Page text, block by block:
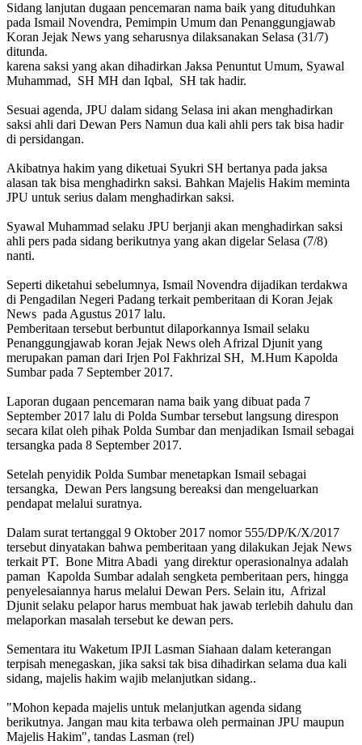
Sidang lanjutan dugaan pencemaran nama baik yang dituduhkan
pada Ismail Novendra, Pemimpin Umum dan Penanggungjawab
Koran Jejak News yang seharusnya dilaksanakan Selasa (31/7)
ditunda.
karena saksi yang akan dihadirkan Jaksa Penuntut Umum, Syawal
Muhammad, SH MH dan Iqbal, SH tak hadir.
Sesuai agenda, JPU dalam sidang Selasa ini akan menghadirkan
saksi ahli dari Dewan Pers Namun dua kali ahli pers tak bisa hadir
di persidangan.
Akibatnya hakim yang diketuai Syukri SH bertanya pada jaksa
alasan tak bisa menghadirkn saksi. Bahkan Majelis Hakim meminta
JPU untuk serius dalam menghadirkan saksi.
Syawal Muhammad selaku JPU berjanji akan menghadirkan saksi
ahli pers pada sidang berikutnya yang akan digelar Selasa (7/8)
nanti.
Seperti diketahui sebelumnya, Ismail Novendra dijadikan terdakwa
di Pengadilan Negeri Padang terkait pemberitaan di Koran Jejak
News pada Agustus 2017 lalu.
Pemberitaan tersebut berbuntut dilaporkannya Ismail selaku
Penanggungjawab koran Jejak News oleh Afrizal Djunit yang
merupakan paman dari Irjen Pol Fakhrizal SH, M.Hum Kapolda
Sumbar pada 7 September 2017.
Laporan dugaan pencemaran nama baik yang dibuat pada 7
September 2017 lalu di Polda Sumbar tersebut langsung direspon
secara kilat oleh pihak Polda Sumbar dan menjadikan Ismail sebagai
tersangka pada 8 September 2017.
Setelah penyidik Polda Sumbar menetapkan Ismail sebagai
tersangka, Dewan Pers langsung bereaksi dan mengeluarkan
pendapat melalui suratnya.
Dalam surat tertanggal 9 Oktober 2017 nomor 555/DP/K/X/2017
tersebut dinyatakan bahwa pemberitaan yang dilakukan Jejak News
terkait PT. Bone Mitra Abadi yang direktur operasionalnya adalah
paman Kapolda Sumbar adalah sengketa pemberitaan pers, hingga
penyelesaiannya harus melalui Dewan Pers. Selain itu, Afrizal
Djunit selaku pelapor harus membuat hak jawab terlebih dahulu dan
melaporkan masalah tersebut ke dewan pers.
Sementara itu Waketum IPJI Lasman Siahaan dalam keterangan
terpisah menegaskan, jika saksi tak bisa dihadirkan selama dua kali
sidang, majelis hakim wajib melanjutkan sidang..
"Mohon kepada majelis untuk melanjutkan agenda sidang
berikutnya. Jangan mau kita terbawa oleh permainan JPU maupun
Majelis Hakim", tandas Lasman (rel)